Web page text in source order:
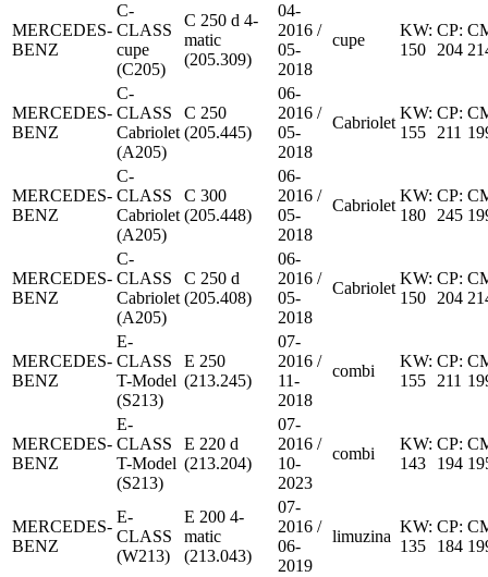
MERCEDES-
BENZ
C-
CLASS
cupe
(C205)
C 250 d 4-
matic
(205.309)
04-
2016 /
05-
2018
cupe
KW:
150
CP:
204
MERCEDES-
BENZ
C-
CLASS
Cabriolet
(A205)
C 250
(205.445)
06-
2016 /
05-
2018
Cabriolet
KW:
155
CP:
211
MERCEDES-
BENZ
C-
CLASS
Cabriolet
(A205)
C 300
(205.448)
06-
2016 /
05-
2018
Cabriolet
KW:
180
CP:
245
MERCEDES-
BENZ
C-
CLASS
Cabriolet
(A205)
C 250 d
(205.408)
06-
2016 /
05-
2018
Cabriolet
KW:
150
CP:
204
MERCEDES-
BENZ
E-
CLASS
T-Model
(S213)
E 250
(213.245)
07-
2016 /
11-
2018
combi
KW:
155
CP:
211
MERCEDES-
BENZ
E-
CLASS
T-Model
(S213)
E 220 d
(213.204)
07-
2016 /
10-
2023
combi
KW:
143
CP:
194
MERCEDES-
BENZ
E-
CLASS
(W213)
E 200 4-
matic
(213.043)
07-
2016 /
06-
2019
limuzina
KW:
135
CP:
184